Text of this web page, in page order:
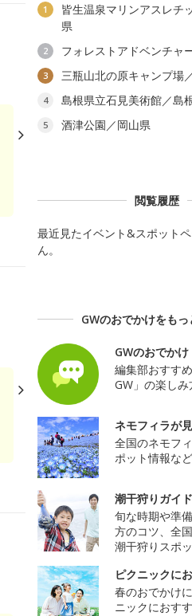
1
皆生温泉マリンアスレチ
県
2 フォレストアドベンチャ
3 三瓶山北の原キャンプ場
4 島根県立石見美術館／島
5
酒津公園／岡山県
閲覧履歴
最近見たイベント&スポット
ん。
GWのおでかけをも
GWのおでか
編集部おすす
GW」の楽しみ
ネモフィラが
全国のネモフ
ポット情報な
潮干狩りガイド
旬な時期や準
方のコツ、全
潮干狩りスポ
ピクニックに
春のおでかけ
ニックにおす